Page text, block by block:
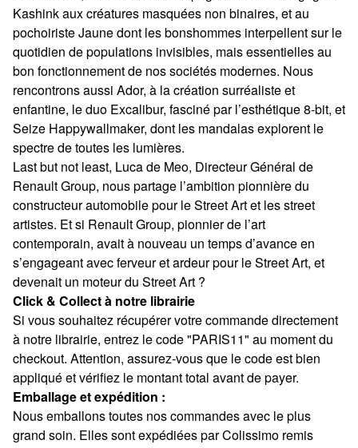
Kashink aux créatures masquées non binaires, et au
pochoiriste Jaune dont les bonshommes interpellent sur le
quotidien de populations invisibles, mais essentielles au
bon fonctionnement de nos sociétés modernes. Nous
rencontrons aussi Ador, à la création surréaliste et
enfantine, le duo Excalibur, fasciné par l’esthétique 8-bit, et
Seize Happywallmaker, dont les mandalas explorent le
spectre de toutes les lumières.
Last but not least, Luca de Meo, Directeur Général de
Renault Group, nous partage l’ambition pionnière du
constructeur automobile pour le Street Art et les street
artistes. Et si Renault Group, pionnier de l’art
contemporain, avait à nouveau un temps d’avance en
s’engageant avec ferveur et ardeur pour le Street Art, et
devenait un moteur du Street Art ?
Click & Collect à notre librairie
Si vous souhaitez récupérer votre commande directement
à notre librairie, entrez le code "PARIS11" au moment du
checkout. Attention, assurez-vous que le code est bien
appliqué et vérifiez le montant total avant de payer.
Emballage et expédition :
Nous emballons toutes nos commandes avec le plus
grand soin. Elles sont expédiées par Colissimo remis